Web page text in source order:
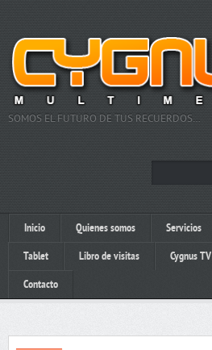
SOMOS EL FUTURO DE TUS RECUERDOS…
Inicio Quienes somos Servicios
Tablet Libro de visitas Cygnus TV
Contacto